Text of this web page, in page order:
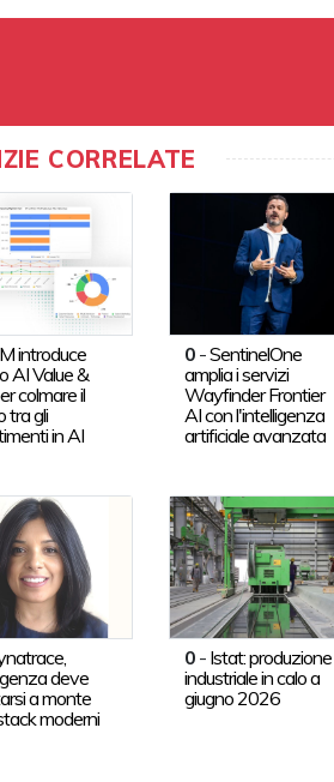
CORRELATE
introduce
AI Value &
colmare il
tra gli
in AI
0 -SentinelOne
amplia i servizi
Wayfinder Frontier
AI con l'intelligenza
artificiale avanzata
deve
a monte
moderni
0 - Istat: produzione
industriale in calo a
giugno 2026